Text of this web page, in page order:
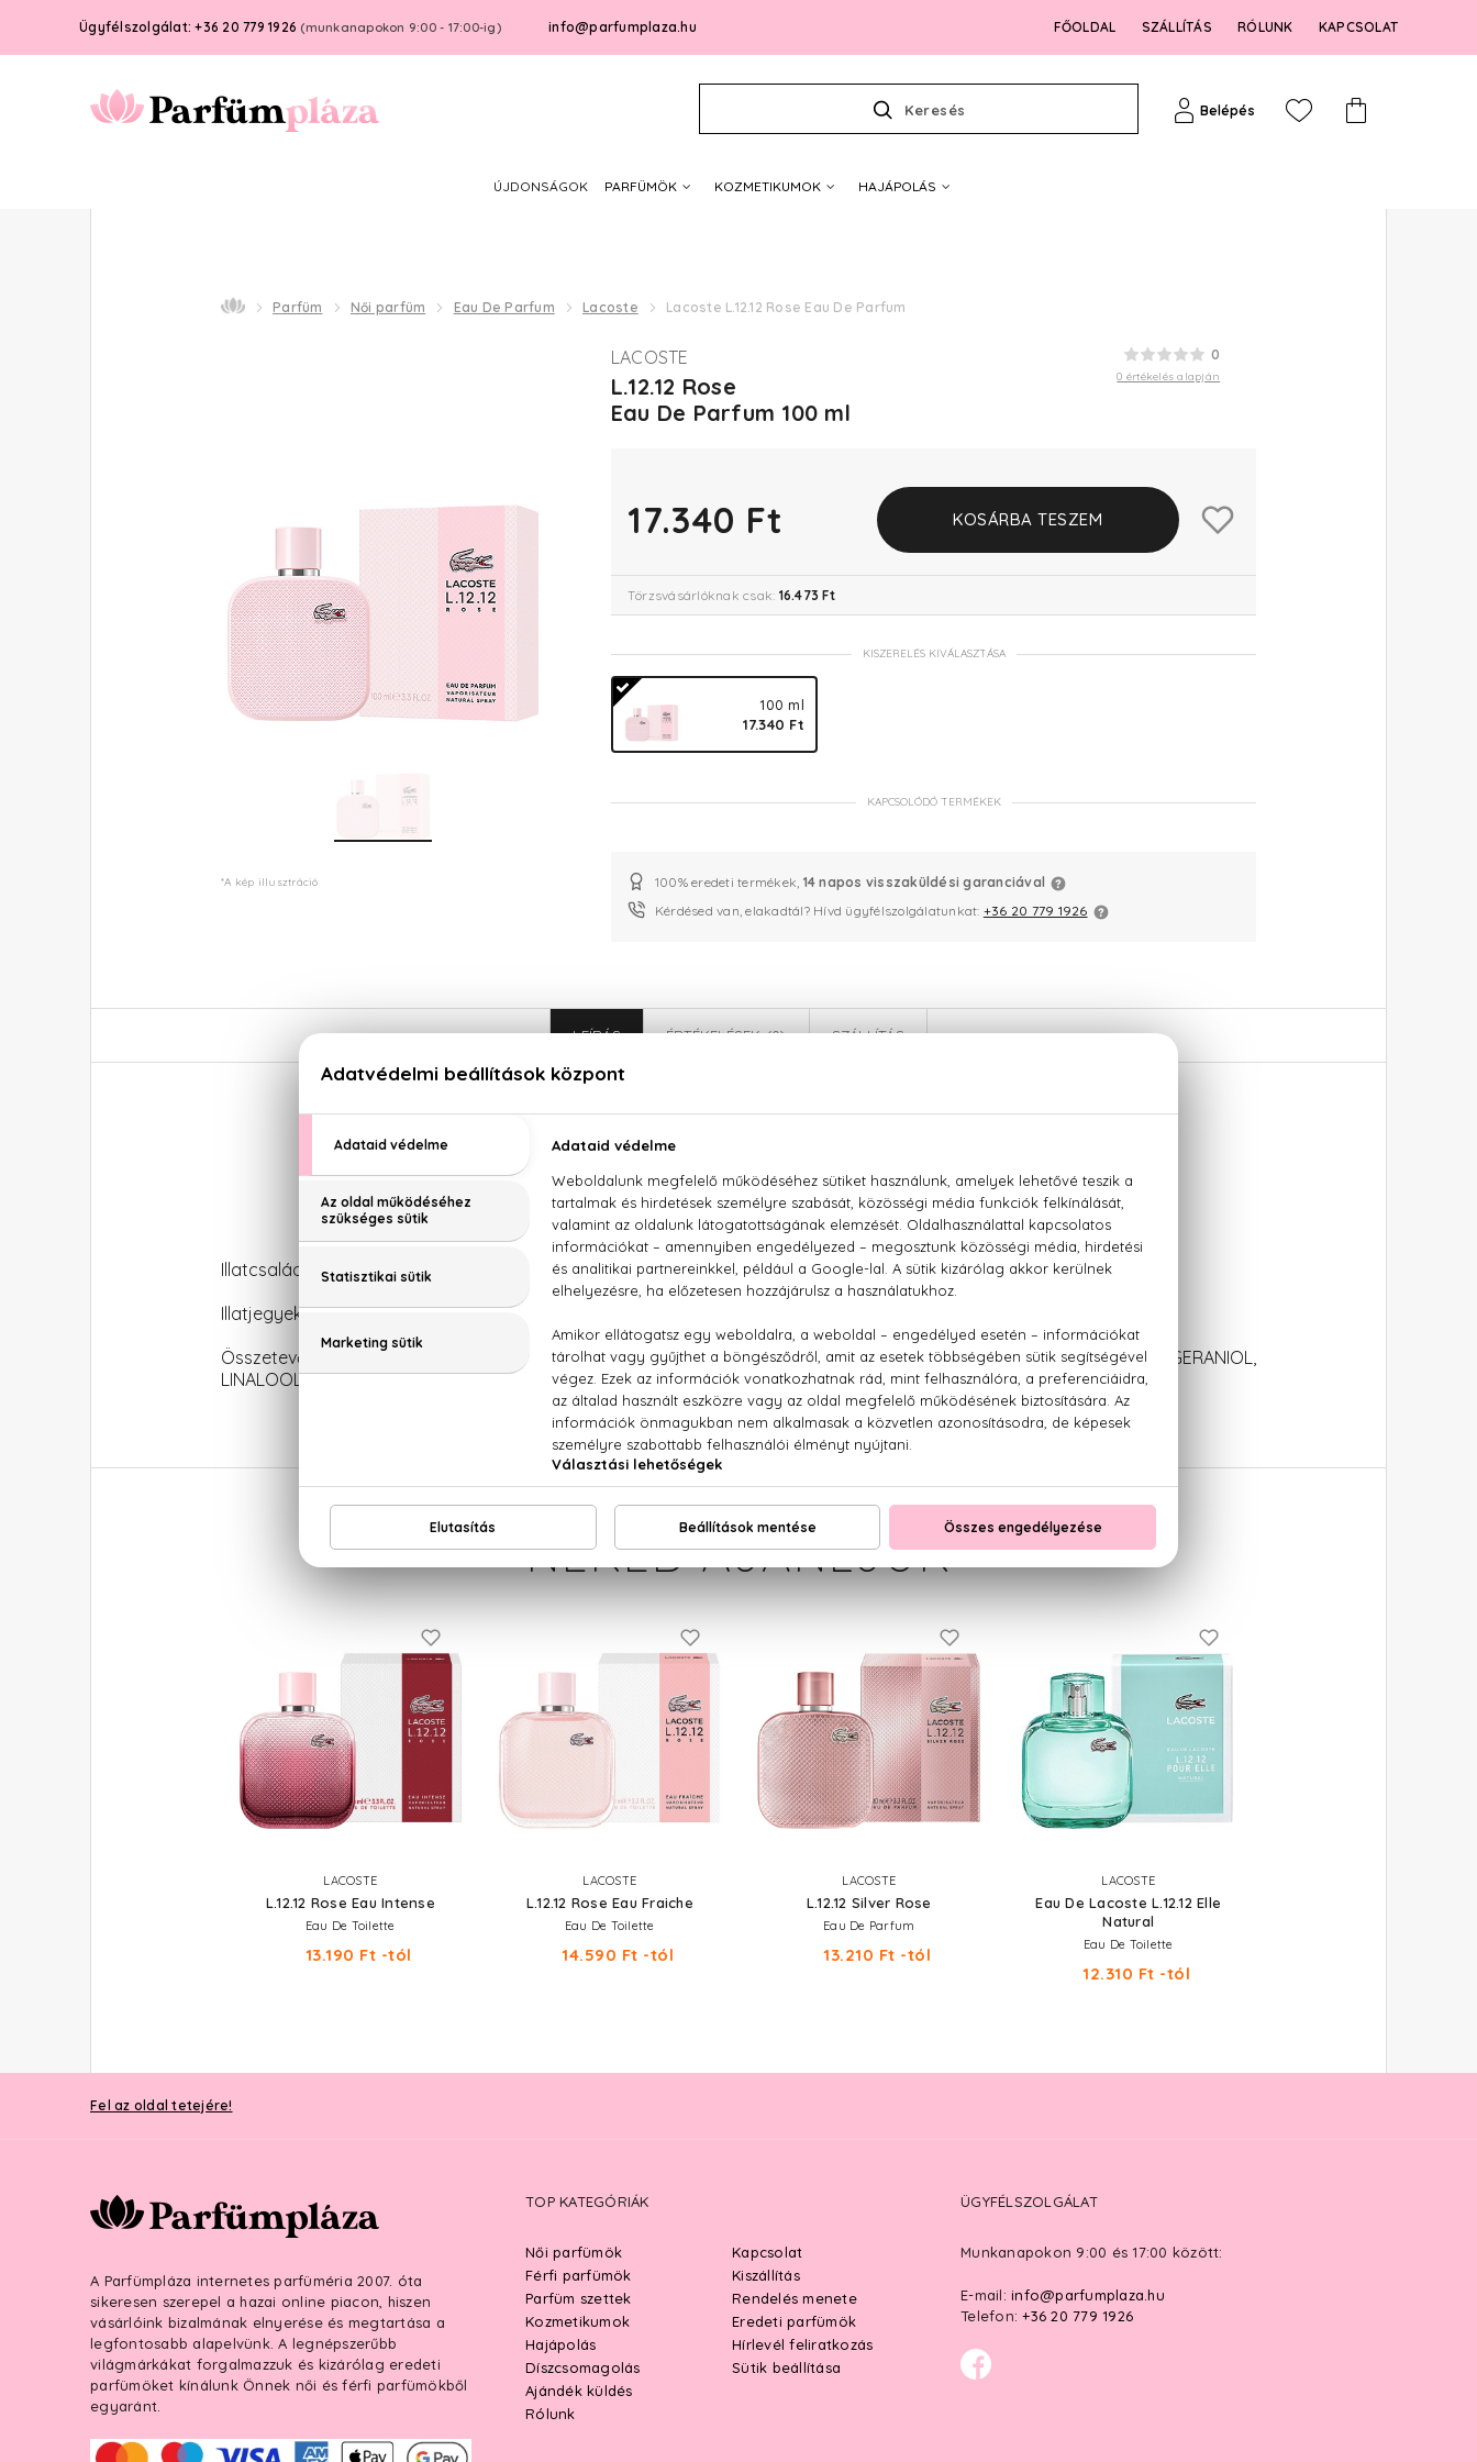
Ügyfélszolgálat: +36 20 779 1926 (munkanapokon 9:00 - 17:00-ig) info@parfumplaza.hu FŐOLDAL SZÁLLÍTÁS RÓLUNK KAPCSOLAT
Keresés Belépés
ÚJDONSÁGOK PARFÜMÖK KOZMETIKUMOK HAJÁPOLÁS
Parfüm Női parfüm Eau De Parfum Lacoste Lacoste L.12.12 Rose Eau De Parfum
*A kép illusztráció
0
0 értékelés alapján
LACOSTE
L.12.12 Rose
Eau De Parfum 100 ml
17.340 Ft KOSÁRBA TESZEM
Törzsvásárlóknak csak: 16.473 Ft
KISZERELÉS KIVÁLASZTÁSA
100 ml
17.340 Ft
KAPCSOLÓDÓ TERMÉKEK
100% eredeti termékek, 14 napos visszaküldési garanciával
Kérdésed van, elakadtál? Hívd ügyfélszolgálatunkat: +36 20 779 1926
LEÍRÁS ÉRTÉKELÉSEK (0) SZÁLLÍTÁS
Lacoste L.12.12 Rose Eau De Parfum
Illatcsalád: Virágos-gyümölcsös
Illatjegyek: zöld mandarin, menta, rózsa, pézsma, cédrus, ambroxan
Összetevők: ALCOHOL DENAT., PARFUM/FRAGRANCE, AQUA/WATER/EAU, LIMONENE, HYDROXYCITRONELLAL, GERANIOL,
LINALOOL, CITRAL, CITRONELLOL.
NEKED AJÁNLJUK
LACOSTE
L.12.12 Rose Eau Intense
Eau De Toilette
13.190 Ft -tól
LACOSTE
L.12.12 Rose Eau Fraiche
Eau De Toilette
14.590 Ft -tól
LACOSTE
L.12.12 Silver Rose
Eau De Parfum
13.210 Ft -tól
LACOSTE
Eau De Lacoste L.12.12 Elle
Natural
Eau De Toilette
12.310 Ft -tól
Fel az oldal tetejére!
A Parfümpláza internetes parfüméria 2007. óta
sikeresen szerepel a hazai online piacon, hiszen
vásárlóink bizalmának elnyerése és megtartása a
legfontosabb alapelvünk. A legnépszerűbb
világmárkákat forgalmazzuk és kizárólag eredeti
parfümöket kínálunk Önnek női és férfi parfümökből
egyaránt.
TOP KATEGÓRIÁK
Női parfümök
Férfi parfümök
Parfüm szettek
Kozmetikumok
Hajápolás
Díszcsomagolás
Ajándék küldés
Rólunk
Kapcsolat
Kiszállítás
Rendelés menete
Eredeti parfümök
Hírlevél feliratkozás
Sütik beállítása
ÜGYFÉLSZOLGÁLAT
Munkanapokon 9:00 és 17:00 között:
E-mail: info@parfumplaza.hu
Telefon: +36 20 779 1926